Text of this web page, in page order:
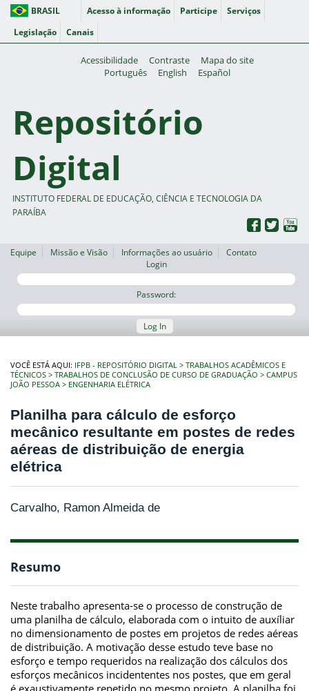
BRASIL Acesso à informação Participe
Serviços
Legislação
Canais
Acessibilidade Contraste
Mapa do site
Português
English Español
Repositório
Digital
INSTITUTO FEDERAL DE EDUCAÇÃO, CIÊNCIA E TECNOLOGIA DA
PARAÍBA
Equipe Missão e Visão Informações ao usuário
Contato
Login
Password:
Log In
VOCÊ ESTÁ AQUI: IFPB - REPOSITÓRIO DIGITAL
TRABALHOS ACADÊMICOS E
TÉCNICOS
TRABALHOS DE CONCLUSÃO DE CURSO DE GRADUAÇÃO
CAMPUS
JOÃO PESSOA
ENGENHARIA ELÉTRICA
Planilha para cálculo de esforço
mecânico resultante em postes de redes
aéreas de distribuição de energia
elétrica
Carvalho, Ramon Almeida de
Resumo
Neste trabalho apresenta-se o processo de construção de
uma planilha de cálculo, elaborada com o intuito de auxíliar
no dimensionamento de postes em projetos de redes aéreas
de distribuição. A motivação desse estudo teve base no
esforço e tempo requeridos na realização dos cálculos dos
esforços mecânicos incidententes nos postes, que em geral
é exaustivamente repetido no mesmo projeto. A planilha foi